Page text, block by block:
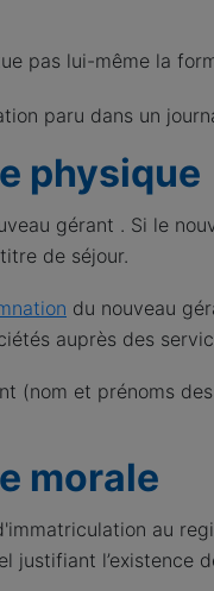
pas lui-même la
paru dans un
physique
gérant . Si le
de séjour.
du nouveau
auprès des
(nom et prénoms
morale
au
l’existence